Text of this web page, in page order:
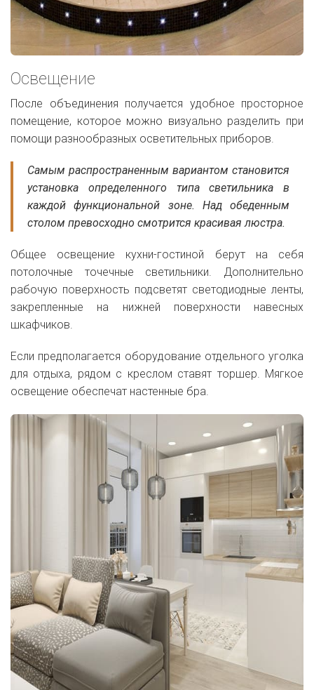
Освещение
После объединения получается удобное просторное
помещение, которое можно визуально разделить при
помощи разнообразных осветительных приборов.
Самым распространенным вариантом становится
установка определенного типа светильника в
каждой функциональной зоне. Над обеденным
столом превосходно смотрится красивая люстра.
Общее освещение кухни-гостиной берут на себя
потолочные точечные светильники. Дополнительно
рабочую поверхность подсветят светодиодные ленты,
закрепленные на нижней поверхности навесных
шкафчиков.
Если предполагается оборудование отдельного уголка
для отдыха, рядом с креслом ставят торшер. Мягкое
освещение обеспечат настенные бра.